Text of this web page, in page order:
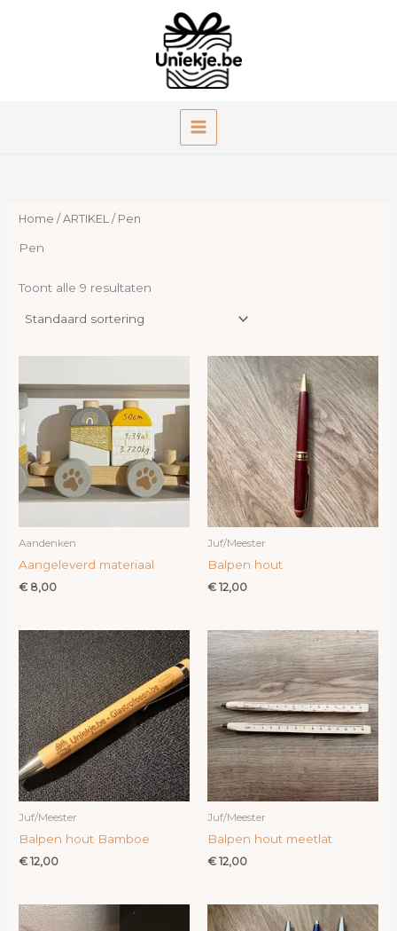
Home /ARTIKEL / Pen
Pen
Toont alle 9 resultaten
Aandenken
Aangeleverd materiaal
€ 8,00
Juf/Meester
Balpen hout
€ 12,00
Juf/Meester
Balpen hout Bamboe
€ 12,00
Juf/Meester
Balpen hout meetlat
€ 12,00